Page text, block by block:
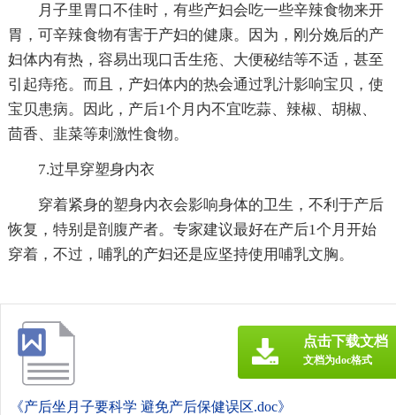
月子里胃口不佳时，有些产妇会吃一些辛辣食物来开
胃，可辛辣食物有害于产妇的健康。因为，刚分娩后的产
妇体内有热，容易出现口舌生疮、大便秘结等不适，甚至
引起痔疮。而且，产妇体内的热会通过乳汁影响宝贝，使
宝贝患病。因此，产后1个月内不宜吃蒜、辣椒、胡椒、
茴香、韭菜等刺激性食物。
7.过早穿塑身内衣
穿着紧身的塑身内衣会影响身体的卫生，不利于产后
恢复，特别是剖腹产者。专家建议最好在产后1个月开始
穿着，不过，哺乳的产妇还是应坚持使用哺乳文胸。
《产后坐月子要科学 避免产后保健误区.doc》
点击下载文档
文档为doc格式